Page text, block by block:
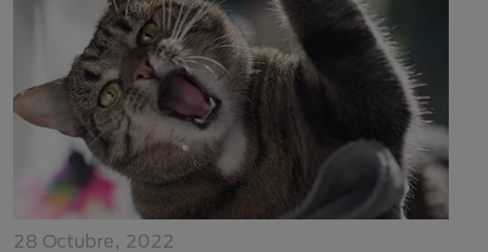
28 Octubre, 2022